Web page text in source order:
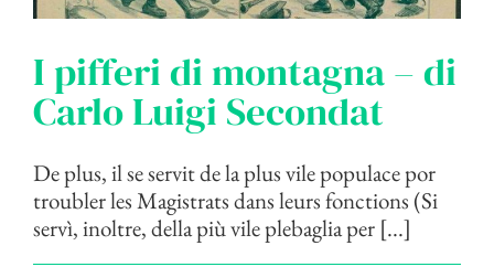
I pifferi di montagna – di
Carlo Luigi Secondat
De plus, il se servit de la plus vile populace por
troubler les Magistrats dans leurs fonctions (Si
servì, inoltre, della più vile plebaglia per [...]